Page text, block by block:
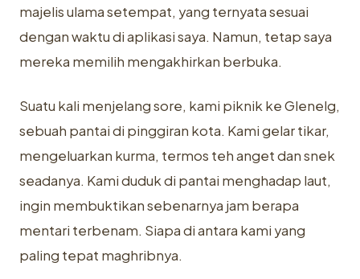
majelis ulama setempat, yang ternyata sesuai
dengan waktu di aplikasi saya. Namun, tetap saya
mereka memilih mengakhirkan berbuka.
Suatu kali menjelang sore, kami piknik ke Glenelg,
sebuah pantai di pinggiran kota. Kami gelar tikar,
mengeluarkan kurma, termos teh anget dan snek
seadanya. Kami duduk di pantai menghadap laut,
ingin membuktikan sebenarnya jam berapa
mentari terbenam. Siapa di antara kami yang
paling tepat maghribnya.